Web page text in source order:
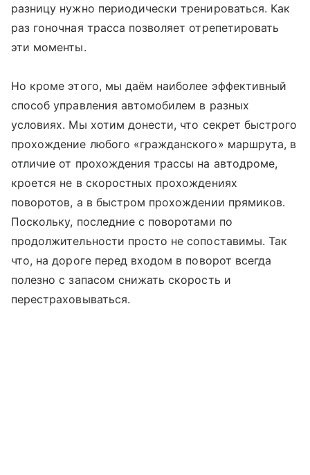
разницу нужно периодически тренироваться. Как
раз гоночная трасса позволяет отрепетировать
эти моменты.
Но кроме этого, мы даём наиболее эффективный
способ управления автомобилем в разных
условиях. Мы хотим донести, что секрет быстрого
прохождение любого «гражданского» маршрута, в
отличие от прохождения трассы на автодроме,
кроется не в скоростных прохождениях
поворотов, а в быстром прохождении прямиков.
Поскольку, последние с поворотами по
продолжительности просто не сопоставимы. Так
что, на дороге перед входом в поворот всегда
полезно с запасом снижать скорость и
перестраховываться.